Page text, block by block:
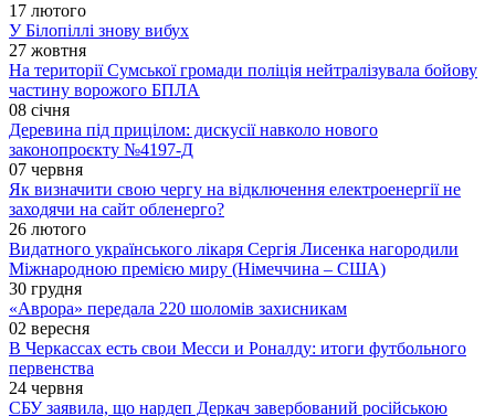
17 лютого
У Білопіллі знову вибух
27 жовтня
На території Сумської громади поліція нейтралізувала бойову
частину ворожого БПЛА
08 січня
Деревина під прицілом: дискусії навколо нового
законопроєкту №4197-Д
07 червня
Як визначити свою чергу на відключення електроенергії не
заходячи на сайт обленерго?
26 лютого
Видатного українського лікаря Сергія Лисенка нагородили
Міжнародною премією миру (Німеччина – США)
30 грудня
«Аврора» передала 220 шоломів захисникам
02 вересня
В Черкассах есть свои Месси и Роналду: итоги футбольного
первенства
24 червня
СБУ заявила, що нардеп Деркач завербований російською